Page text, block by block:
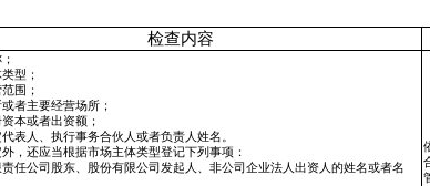
检查内容
型；
围；
或者主要经营场所；
资本或者出资额；
代表人、执行事务合伙人或者负责人姓名。
，还应当根据市场主体类型登记下列事项：
责任公司股东、股份有限公司发起人、非公司企业法人出资人的姓名或者名